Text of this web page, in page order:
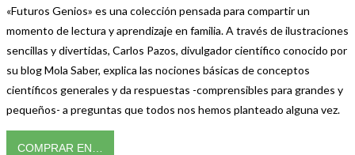
«Futuros Genios» es una colección pensada para compartir un
momento de lectura y aprendizaje en familia. A través de ilustraciones
sencillas y divertidas, Carlos Pazos, divulgador científico conocido por
su blog Mola Saber, explica las nociones básicas de conceptos
científicos generales y da respuestas -comprensibles para grandes y
pequeños- a preguntas que todos nos hemos planteado alguna vez.
COMPRAR EN…